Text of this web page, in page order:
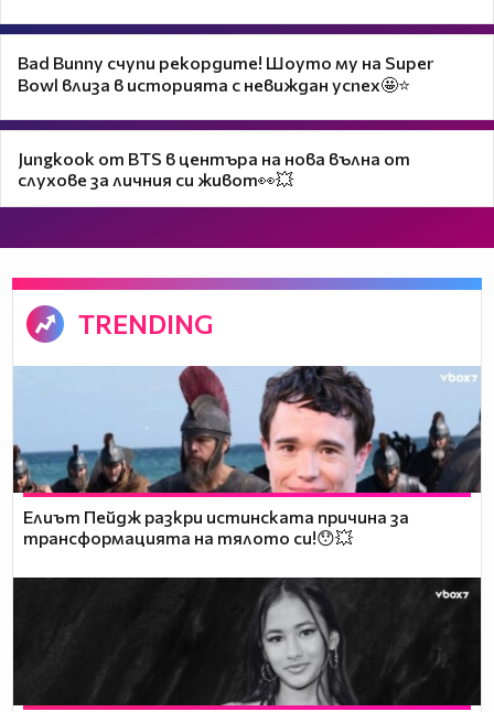
Bad Bunny счупи рекордите! Шоуто му на Super
Bowl влиза в историята с невиждан успех🤩⭐
Jungkook от BTS в центъра на нова вълна от
слухове за личния си живот👀💥
TRENDING
Елиът Пейдж разкри истинската причина за
трансформацията на тялото си!😯💥